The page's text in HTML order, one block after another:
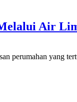
Air
perumahan yang